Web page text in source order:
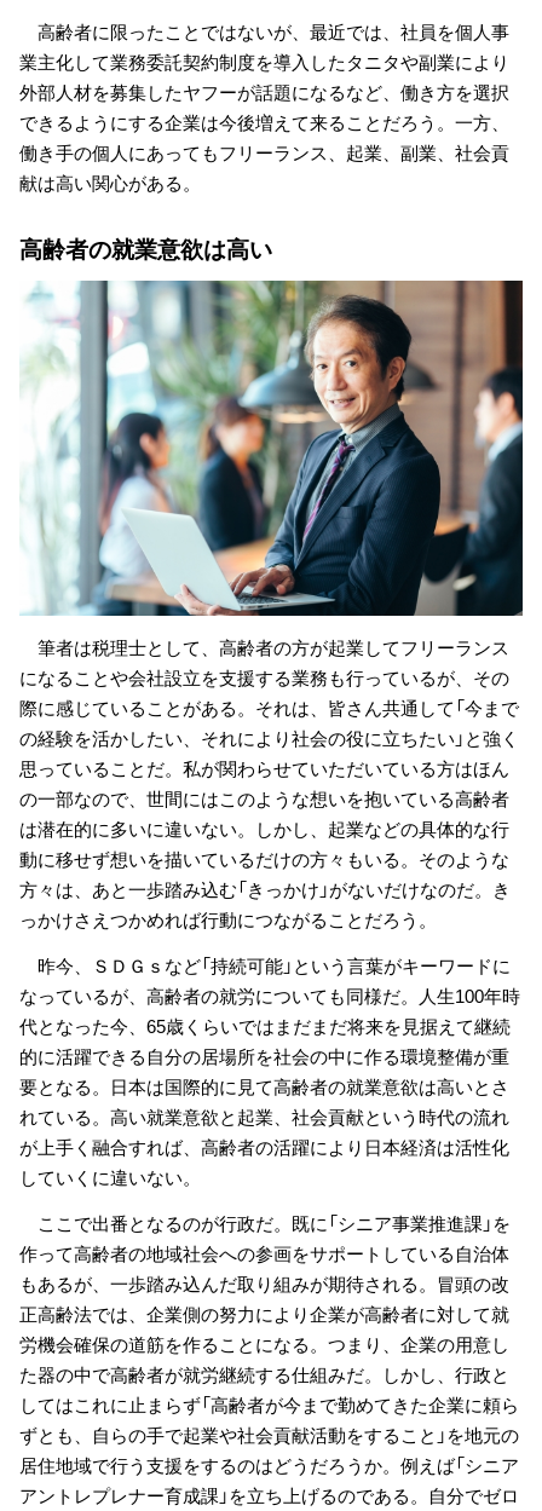
高齢者に限ったことではないが、最近では、社員を個人事
業主化して業務委託契約制度を導入したタニタや副業により
外部人材を募集したヤフーが話題になるなど、働き方を選択
できるようにする企業は今後増えて来ることだろう。一方、
働き手の個人にあってもフリーランス、起業、副業、社会貢
献は高い関心がある。
高齢者の就業意欲は高い
筆者は税理士として、高齢者の方が起業してフリーランス
になることや会社設立を支援する業務も行っているが、その
際に感じていることがある。それは、皆さん共通して「今まで
の経験を活かしたい、それにより社会の役に立ちたい」と強く
思っていることだ。私が関わらせていただいている方はほん
の一部なので、世間にはこのような想いを抱いている高齢者
は潜在的に多いに違いない。しかし、起業などの具体的な行
動に移せず想いを描いているだけの方々もいる。そのような
方々は、あと一歩踏み込む「きっかけ」がないだけなのだ。き
っかけさえつかめれば行動につながることだろう。
昨今、ＳＤＧｓなど「持続可能」という言葉がキーワードに
なっているが、高齢者の就労についても同様だ。人生100年時
代となった今、65歳くらいではまだまだ将来を見据えて継続
的に活躍できる自分の居場所を社会の中に作る環境整備が重
要となる。日本は国際的に見て高齢者の就業意欲は高いとさ
れている。高い就業意欲と起業、社会貢献という時代の流れ
が上手く融合すれば、高齢者の活躍により日本経済は活性化
していくに違いない。
ここで出番となるのが行政だ。既に「シニア事業推進課」を
作って高齢者の地域社会への参画をサポートしている自治体
もあるが、一歩踏み込んだ取り組みが期待される。冒頭の改
正高齢法では、企業側の努力により企業が高齢者に対して就
労機会確保の道筋を作ることになる。つまり、企業の用意し
た器の中で高齢者が就労継続する仕組みだ。しかし、行政と
してはこれに止まらず「高齢者が今まで勤めてきた企業に頼ら
ずとも、自らの手で起業や社会貢献活動をすること」を地元の
居住地域で行う支援をするのはどうだろうか。例えば「シニア
アントレプレナー育成課」を立ち上げるのである。自分でゼロ